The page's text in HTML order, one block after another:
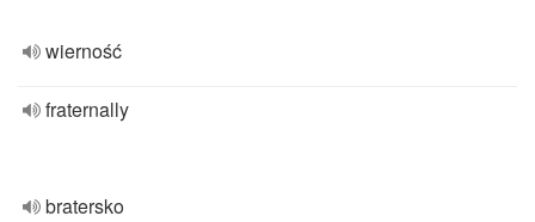
wierność
fraternally
bratersko